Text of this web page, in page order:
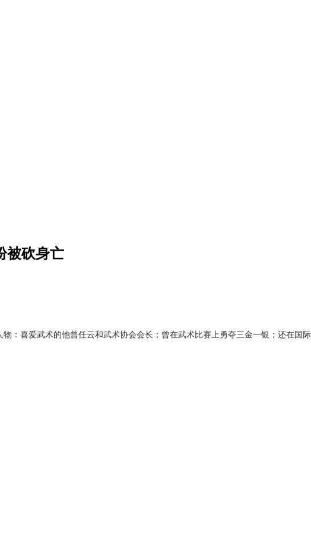
被砍身亡
：喜爱武术的他曾任云和武术协会会长；曾在武术比赛上勇夺三金一银；还在国